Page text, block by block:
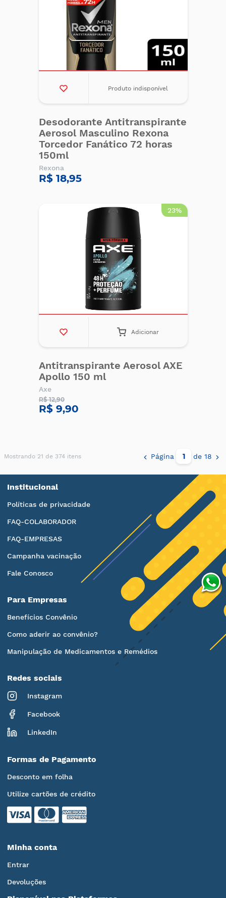
Produto indisponível
Desodorante Antitranspirante
Aerosol Masculino Rexona
Torcedor Fanático 72 horas
150ml
Rexona
R$ 18,95
23%
Adicionar
Antitranspirante Aerosol AXE
Apollo 150 ml
Axe
R$ 12,90
R$ 9,90
Mostrando 21 de 374 itens Página de 18
Institucional
Políticas de privacidade
FAQ-COLABORADOR
FAQ-EMPRESAS
Campanha vacinação
Fale Conosco
Para Empresas
Benefícios Convênio
Como aderir ao convênio?
Manipulação de Medicamentos e Remédios
Redes sociais
Instagram
Facebook
LinkedIn
Formas de Pagamento
Desconto em folha
Utilize cartões de crédito
Minha conta
Entrar
Devoluções